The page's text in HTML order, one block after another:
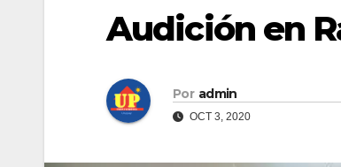
Audición en
Por admin
OCT 3, 2020